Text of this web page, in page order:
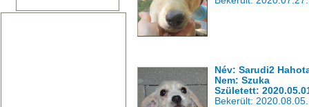
Név: Sarudi2
Nem: Szuka
Született:
Bekerült: 2020.08.05.